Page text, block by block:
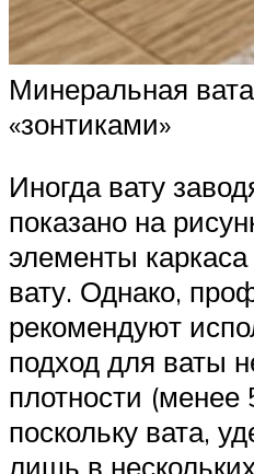
Минеральная
«зонтиками»
Иногда вату
показано на
элементы
вату. Однако,
рекомендуют
подход для ваты
плотности (менее
поскольку вата,
лишь в